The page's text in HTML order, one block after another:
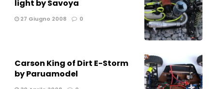
light by Savoya
27 Giugno 2008 0
Carson King of Dirt E-Storm
by Paruamodel